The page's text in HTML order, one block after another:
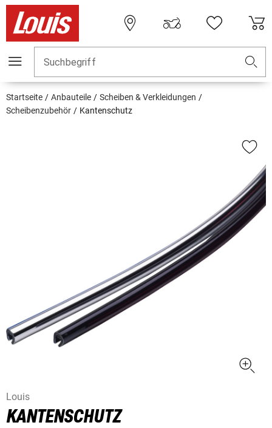
Suchbegriff
Startseite Anbauteile
Scheiben & Verkleidungen
Scheibenzubehör
Kantenschutz
Louis
KANTENSCHUTZ